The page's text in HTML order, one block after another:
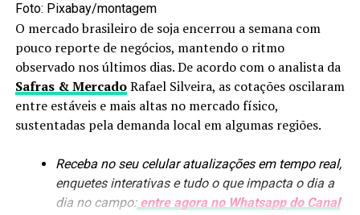
processamento
Os biocombustíveis estão entre os segmentos que mais
avançaram nesse processo. Em nove anos, a produção de
etanol passou de 1,6 bilhão para uma previsão de
bilhões de litros
. A arrecadação de ICMS do setor
também aumentou, de R$ 300 milhões para mais de R$ 4
bilhões.
O crescimento das usinas trouxe novos produtos para
dentro da cadeia, como óleo de milho e DDG, utilizado
Foto: Pixabay/montagem
O mercado brasileiro de soja encerrou a semana com
pouco reporte de negócios, mantendo o ritmo
observado nos últimos dias. De acordo com o analista da
Safras & MercadoRafael Silveira, as cotações oscilaram
entre estáveis e mais altas no mercado físico,
sustentadas pela demanda local em algumas regiões.
Receba no seu celular atualizações em tempo real,
enquetes interativas e tudo o que impacta o dia a
dia no campo: entre agora no Whatsapp do Canal